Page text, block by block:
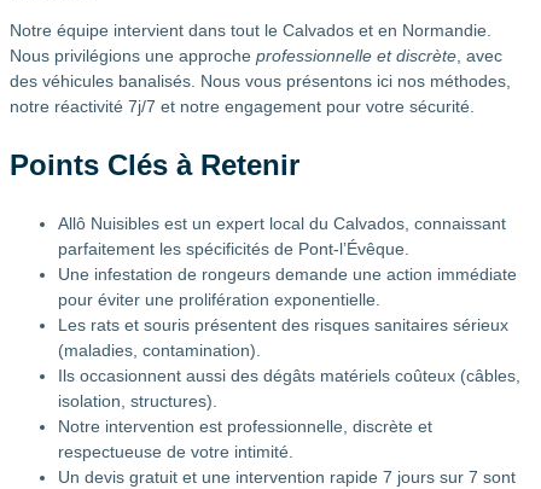
Notre équipe intervient dans tout le Calvados et en Normandie.
Nous privilégions une approche professionnelle et discrète , avec
des véhicules banalisés. Nous vous présentons ici nos méthodes,
notre réactivité 7j/7 et notre engagement pour votre sécurité.
Points Clés à Retenir
Allô Nuisibles est un expert local du Calvados, connaissant
parfaitement les spécificités de Pont-l’Évêque.
Une infestation de rongeurs demande une action immédiate
pour éviter une prolifération exponentielle.
Les rats et souris présentent des risques sanitaires sérieux
(maladies, contamination).
Ils occasionnent aussi des dégâts matériels coûteux (câbles,
isolation, structures).
Notre intervention est professionnelle, discrète et
respectueuse de votre intimité.
Un devis gratuit et une intervention rapide 7 jours sur 7 sont